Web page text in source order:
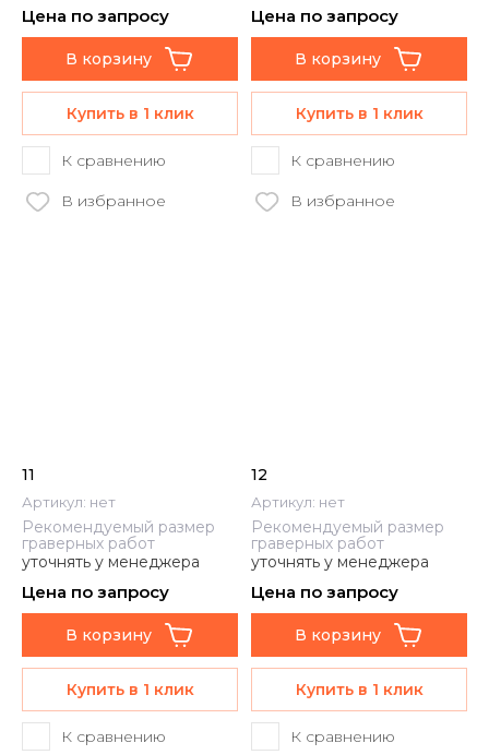
Цена по запросу
В корзину
Купить в 1 клик
К сравнению
В избранное
Цена по запросу
В корзину
Купить в 1 клик
К сравнению
В избранное
11
Артикул: нет
Рекомендуемый размер
граверных работ
уточнять у менеджера
Цена по запросу
В корзину
Купить в 1 клик
К сравнению
12
Артикул: нет
Рекомендуемый размер
граверных работ
уточнять у менеджера
Цена по запросу
В корзину
Купить в 1 клик
К сравнению